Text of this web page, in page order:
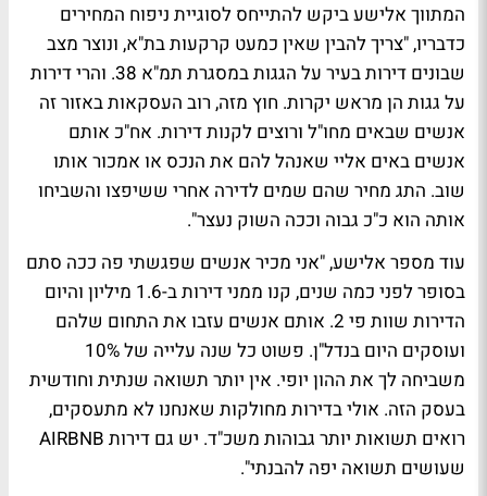
המתווך אלישע ביקש להתייחס לסוגיית ניפוח המחירים
כדבריו, "צריך להבין שאין כמעט קרקעות בת"א, ונוצר מצב
שבונים דירות בעיר על הגגות במסגרת תמ"א 38. והרי דירות
על גגות הן מראש יקרות. חוץ מזה, רוב העסקאות באזור זה
אנשים שבאים מחו"ל ורוצים לקנות דירות. אח"כ אותם
אנשים באים אליי שאנהל להם את הנכס או אמכור אותו
שוב. התג מחיר שהם שמים לדירה אחרי ששיפצו והשביחו
אותה הוא כ"כ גבוה וככה השוק נעצר".
עוד מספר אלישע, "אני מכיר אנשים שפגשתי פה ככה סתם
בסופר לפני כמה שנים, קנו ממני דירות ב-1.6 מיליון והיום
הדירות שוות פי 2. אותם אנשים עזבו את התחום שלהם
ועוסקים היום בנדל"ן. פשוט כל שנה עלייה של 10%
משביחה לך את ההון יופי. אין יותר תשואה שנתית וחודשית
בעסק הזה. אולי בדירות מחולקות שאנחנו לא מתעסקים,
רואים תשואות יותר גבוהות משכ"ד. יש גם דירות AIRBNB
שעושים תשואה יפה להבנתי".